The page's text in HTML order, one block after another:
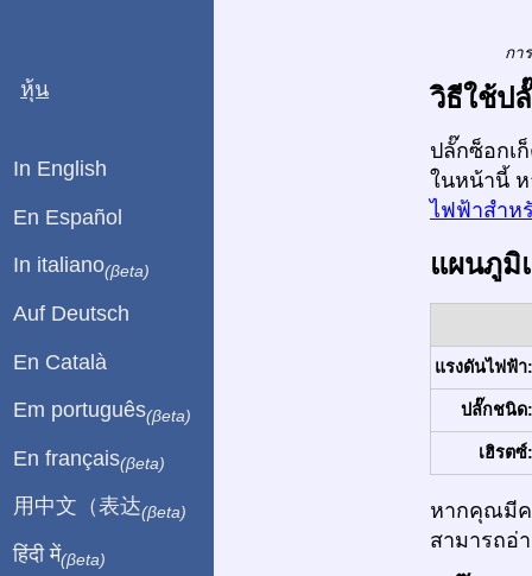
กา
วิธีใช้ป
ปลั๊กซ็อกเ
ในหน้านี้
ไฟฟ้าสำห
แผนภูมิ
แรงดันไฟฟ้า
ปลั๊กชนิด
เฮิรตซ์
หากคุณมีค
สามารถอ่
หุ้น
In English
En Español
In italiano(βeta)
Auf Deutsch
En Català
Em português(βeta)
En français(βeta)
用中文（表达(βeta)
हिंदी में(βeta)